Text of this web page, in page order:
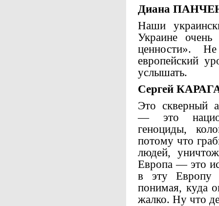
Диана
Наши
Украине очень
ценности».
европейский
услышать.
Сергей
Это скверный
— это
геноциды,
потому что
людей,
Европа — это
в эту Европу
понимая, куда
жалко. Ну что